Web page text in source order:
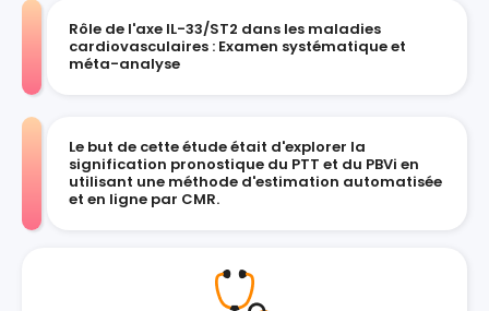
Rôle de l'axe IL-33/ST2 dans les maladies
cardiovasculaires : Examen systématique et
méta-analyse
Le but de cette étude était d'explorer la
signification pronostique du PTT et du PBVi en
utilisant une méthode d'estimation automatisée
et en ligne par CMR.